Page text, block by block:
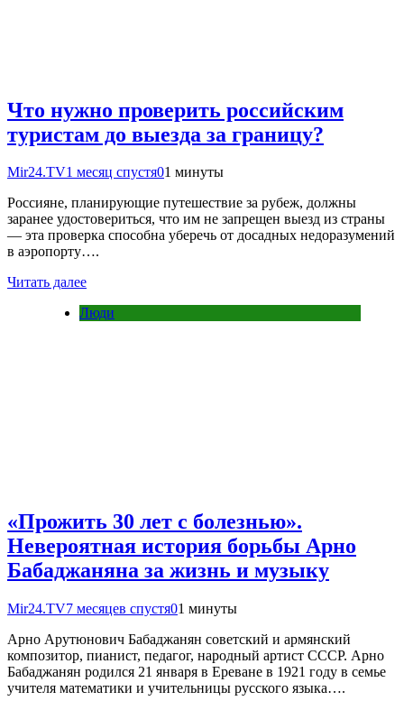
Что нужно проверить российским
туристам до выезда за границу?
Mir24.TV1 месяц спустя01 минуты
Россияне, планирующие путешествие за рубеж, должны
заранее удостовериться, что им не запрещен выезд из страны
— эта проверка способна уберечь от досадных недоразумений
в аэропорту….
Читать далее
Люди
«Прожить 30 лет с болезнью».
Невероятная история борьбы Арно
Бабаджаняна за жизнь и музыку
Mir24.TV7 месяцев спустя01 минуты
Арно Арутюнович Бабаджанян советский и армянский
композитор, пианист, педагог, народный артист СССР. Арно
Бабаджанян родился 21 января в Ереване в 1921 году в семье
учителя математики и учительницы русского языка….